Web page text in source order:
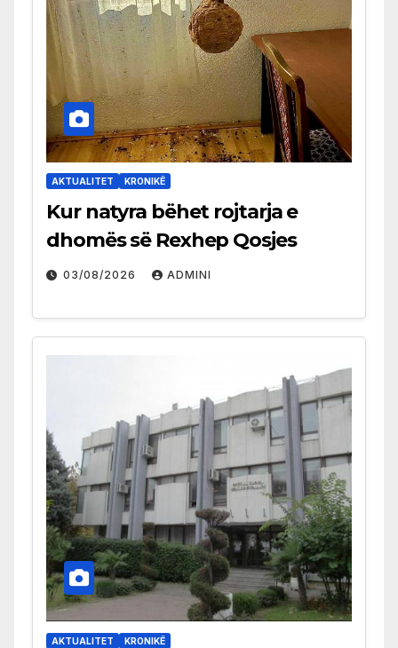
AKTUALITET KRONIKË
Kur natyra bëhet rojtarja e
dhomës së Rexhep Qosjes
03/08/2026 ADMINI
AKTUALITET KRONIKË